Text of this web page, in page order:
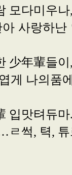
사람
한아 사
情한
엽게 나
年輩
…ㄹ썩,